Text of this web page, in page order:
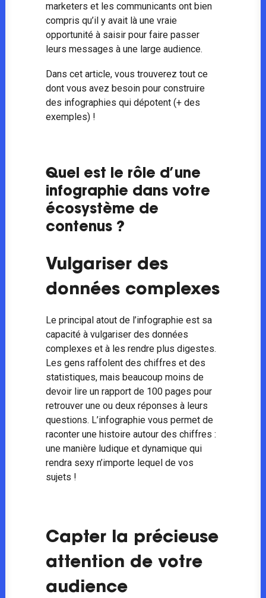
marketers et les communicants ont bien
compris qu’il y avait là une vraie
opportunité à saisir pour faire passer
leurs messages à une large audience.
Dans cet article, vous trouverez tout ce
dont vous avez besoin pour construire
des infographies qui dépotent (+ des
exemples) !
Quel est le rôle d’une
infographie dans votre
écosystème de
contenus ?
Vulgariser des
données complexes
Le principal atout de l’infographie est sa
capacité à vulgariser des données
complexes et à les rendre plus digestes.
Les gens raffolent des chiffres et des
statistiques, mais beaucoup moins de
devoir lire un rapport de 100 pages pour
retrouver une ou deux réponses à leurs
questions. L’infographie vous permet de
raconter une histoire autour des chiffres :
une manière ludique et dynamique qui
rendra sexy n’importe lequel de vos
sujets !
Capter la précieuse
attention de votre
audience